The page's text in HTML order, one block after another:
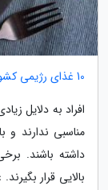
10 غذای رژیمی کشور های مختلف!
افراد به دلایل
مناسبی ندارند
داشته باشند.
بالایی قرار